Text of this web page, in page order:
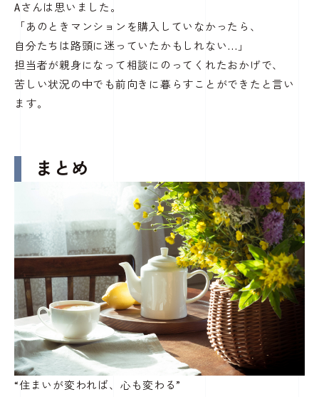
Aさんは思いました。
「あのときマンションを購入していなかったら、
自分たちは路頭に迷っていたかもしれない…」
担当者が親身になって相談にのってくれたおかげで、
苦しい状況の中でも前向きに暮らすことができたと言い
ます。
まとめ
“住まいが変われば、心も変わる”